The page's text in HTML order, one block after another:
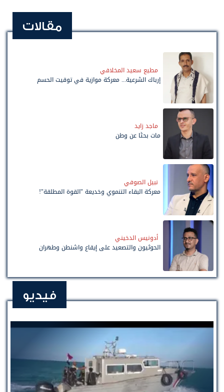
مقالات
مطيع سعيد المخلافي
إرباك الشرعية... معركة موازية في توقيت الحسم
ماجد زايد
مات بحثًا عن وطن
نبيل الصوفي
معركة البقاء التنموي وخديعة "القوة المطلقة"!
أدونيس الدخيني
الحوثيون والتصعيد على إيقاع واشنطن وطهران
فيديو